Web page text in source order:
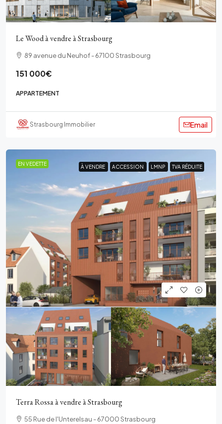
Le Wood à vendre à Strasbourg
89 avenue du Neuhof - 67100 Strasbourg
151 000€
APPARTEMENT
Strasbourg Immobilier Email
EN VEDETTE À VENDRE ACCESSION LMNP TVA RÉDUITE
À VENDRE ACCESSION LMNP TVA RÉDUITE
Terra Rossa à vendre à Strasbourg
55 Rue de l'Unterelsau - 67000 Strasbourg